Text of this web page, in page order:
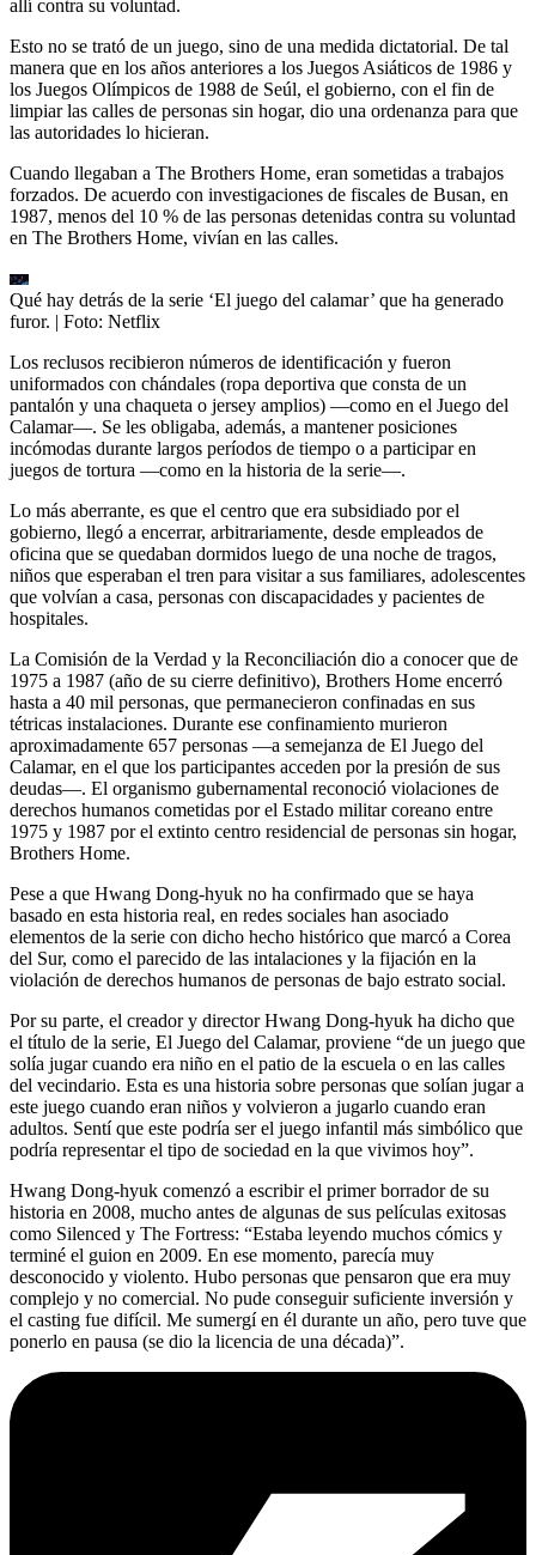
allí contra su voluntad.
Esto no se trató de un juego, sino de una medida dictatorial. De tal
manera que en los años anteriores a los Juegos Asiáticos de 1986 y
los Juegos Olímpicos de 1988 de Seúl, el gobierno, con el fin de
limpiar las calles de personas sin hogar, dio una ordenanza para que
las autoridades lo hicieran.
Cuando llegaban a The Brothers Home, eran sometidas a trabajos
forzados. De acuerdo con investigaciones de fiscales de Busan, en
1987, menos del 10 % de las personas detenidas contra su voluntad
en The Brothers Home, vivían en las calles.
Qué hay detrás de la serie ‘El juego del calamar’ que ha generado
furor. | Foto: Netflix
Los reclusos recibieron números de identificación y fueron
uniformados con chándales (ropa deportiva que consta de un
pantalón y una chaqueta o jersey amplios) —como en el Juego del
Calamar—. Se les obligaba, además, a mantener posiciones
incómodas durante largos períodos de tiempo o a participar en
juegos de tortura —como en la historia de la serie—.
Lo más aberrante, es que el centro que era subsidiado por el
gobierno, llegó a encerrar, arbitrariamente, desde empleados de
oficina que se quedaban dormidos luego de una noche de tragos,
niños que esperaban el tren para visitar a sus familiares, adolescentes
que volvían a casa, personas con discapacidades y pacientes de
hospitales.
La Comisión de la Verdad y la Reconciliación dio a conocer que de
1975 a 1987 (año de su cierre definitivo), Brothers Home encerró
hasta a 40 mil personas, que permanecieron confinadas en sus
tétricas instalaciones. Durante ese confinamiento murieron
aproximadamente 657 personas —a semejanza de El Juego del
Calamar, en el que los participantes acceden por la presión de sus
deudas—. El organismo gubernamental reconoció violaciones de
derechos humanos cometidas por el Estado militar coreano entre
1975 y 1987 por el extinto centro residencial de personas sin hogar,
Brothers Home.
Pese a que Hwang Dong-hyuk no ha confirmado que se haya
basado en esta historia real, en redes sociales han asociado
elementos de la serie con dicho hecho histórico que marcó a Corea
del Sur, como el parecido de las intalaciones y la fijación en la
violación de derechos humanos de personas de bajo estrato social.
Por su parte, el creador y director Hwang Dong-hyuk ha dicho que
el título de la serie, El Juego del Calamar, proviene “de un juego que
solía jugar cuando era niño en el patio de la escuela o en las calles
del vecindario. Esta es una historia sobre personas que solían jugar a
este juego cuando eran niños y volvieron a jugarlo cuando eran
adultos. Sentí que este podría ser el juego infantil más simbólico que
podría representar el tipo de sociedad en la que vivimos hoy”.
Hwang Dong-hyuk comenzó a escribir el primer borrador de su
historia en 2008, mucho antes de algunas de sus películas exitosas
como Silenced y The Fortress: “Estaba leyendo muchos cómics y
terminé el guion en 2009. En ese momento, parecía muy
desconocido y violento. Hubo personas que pensaron que era muy
complejo y no comercial. No pude conseguir suficiente inversión y
el casting fue difícil. Me sumergí en él durante un año, pero tuve que
ponerlo en pausa (se dio la licencia de una década)”.